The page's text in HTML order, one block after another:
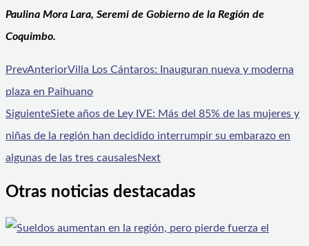
Paulina Mora Lara, Seremi de Gobierno de la Región de
Coquimbo.
PrevAnteriorVilla Los Cántaros: Inauguran nueva y moderna
plaza en Paihuano
SiguienteSiete años de Ley IVE: Más del 85% de las mujeres y
niñas de la región han decidido interrumpir su embarazo en
algunas de las tres causalesNext
Otras noticias destacadas